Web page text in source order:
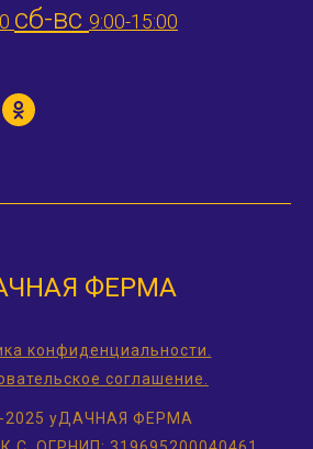
сб-вс 9:00-15:00
ФЕРМА
конфиденциальности.
соглашение.
2025 уДАЧНАЯ ФЕРМА